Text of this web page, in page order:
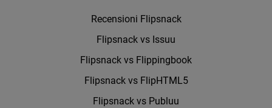
Recensioni Flipsnack
Flipsnack vs Issuu
Flipsnack vs Flippingbook
Flipsnack vs FlipHTML5
Flipsnack vs Publuu